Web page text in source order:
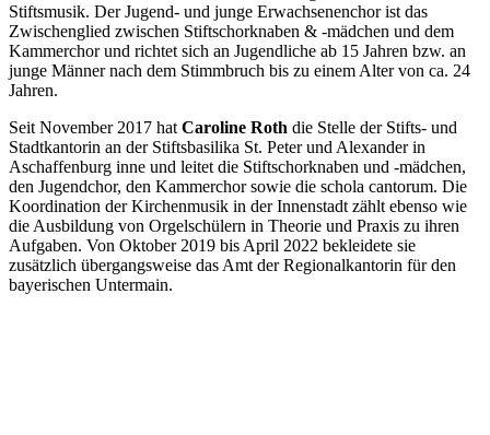
Stiftsmusik. Der Jugend- und junge Erwachsenenchor ist das
Zwischenglied zwischen Stiftschorknaben & -mädchen und dem
Kammerchor und richtet sich an Jugendliche ab 15 Jahren bzw. an
junge Männer nach dem Stimmbruch bis zu einem Alter von ca. 24
Jahren.
Seit November 2017 hat Caroline Roth die Stelle der Stifts- und
Stadtkantorin an der Stiftsbasilika St. Peter und Alexander in
Aschaffenburg inne und leitet die Stiftschorknaben und -mädchen,
den Jugendchor, den Kammerchor sowie die schola cantorum. Die
Koordination der Kirchenmusik in der Innenstadt zählt ebenso wie
die Ausbildung von Orgelschülern in Theorie und Praxis zu ihren
Aufgaben. Von Oktober 2019 bis April 2022 bekleidete sie
zusätzlich übergangsweise das Amt der Regionalkantorin für den
bayerischen Untermain.